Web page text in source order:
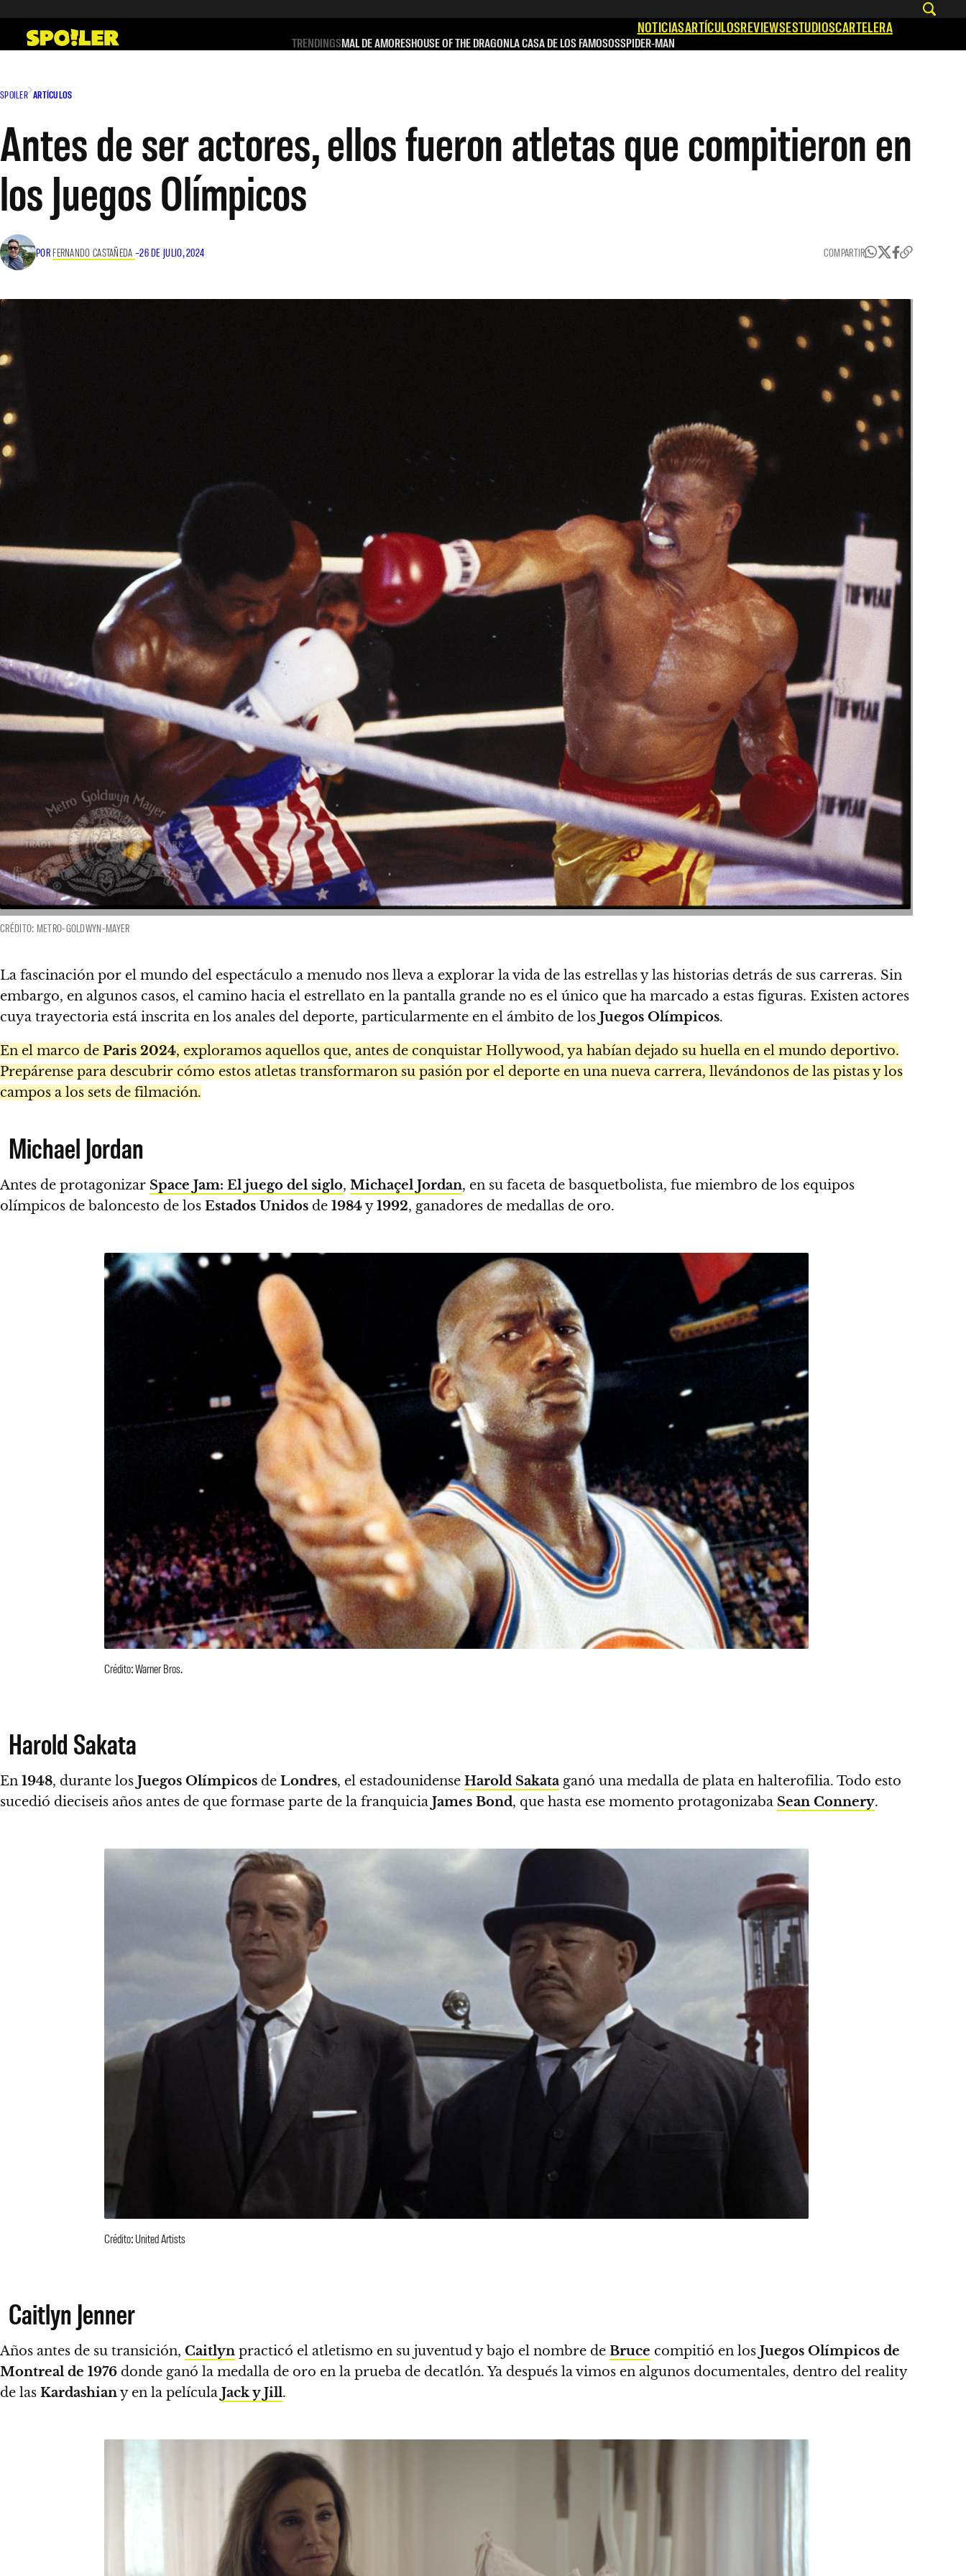
contenido
NOTICIASARTÍCULOSREVIEWSESTUDIOSCARTELERA
TRENDINGSMAL DE AMORESHOUSE OF THE DRAGONLA CASA DE LOS FAMOSOSSPIDER-MAN
SPOILER ARTÍCULOS
Antes de ser actores, ellos fueron atletas que compitieron en
los Juegos Olímpicos
POR FERNANDO CASTAÑEDA –26 DE JULIO, 2024 COMPARTIR
CRÉDITO: METRO-GOLDWYN-MAYER
La fascinación por el mundo del espectáculo a menudo nos lleva a explorar la vida de las estrellas y las historias detrás de sus carreras. Sin
embargo, en algunos casos, el camino hacia el estrellato en la pantalla grande no es el único que ha marcado a estas figuras. Existen actores
cuya trayectoria está inscrita en los anales del deporte, particularmente en el ámbito de los Juegos Olímpicos.
En el marco de Paris 2024, exploramos aquellos que, antes de conquistar Hollywood, ya habían dejado su huella en el mundo deportivo.
Prepárense para descubrir cómo estos atletas transformaron su pasión por el deporte en una nueva carrera, llevándonos de las pistas y los
campos a los sets de filmación.
Michael Jordan
Antes de protagonizar Space Jam: El juego del siglo, Michaçel Jordan, en su faceta de basquetbolista, fue miembro de los equipos
olímpicos de baloncesto de los Estados Unidos de 1984y1992, ganadores de medallas de oro.
Crédito: Warner Bros.
Harold Sakata
En 1948, durante los Juegos Olímpicos de Londres, el estadounidense Harold Sakata ganó una medalla de plata en halterofilia. Todo esto
sucedió dieciseis años antes de que formase parte de la franquicia James Bond, que hasta ese momento protagonizaba Sean Connery.
Crédito: United Artists
Caitlyn Jenner
Años antes de su transición, Caitlyn practicó el atletismo en su juventud y bajo el nombre de Bruce compitió en los Juegos Olímpicos de
Montreal de 1976 donde ganó la medalla de oro en la prueba de decatlón. Ya después la vimos en algunos documentales, dentro del reality
de las Kardashiany en la película Jack y Jill.